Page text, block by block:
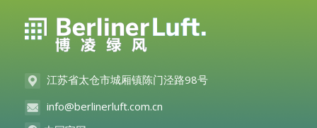
江苏省太仓市城厢镇陈门泾路98号
info@berlinerluft.com.cn